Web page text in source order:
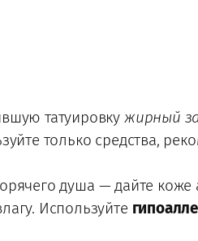
татуировку жирный
только средства,
душа — дайте коже
Используйте